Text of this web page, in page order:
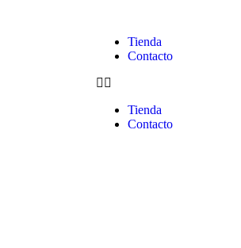
Tienda
Contacto
Tienda
Contacto